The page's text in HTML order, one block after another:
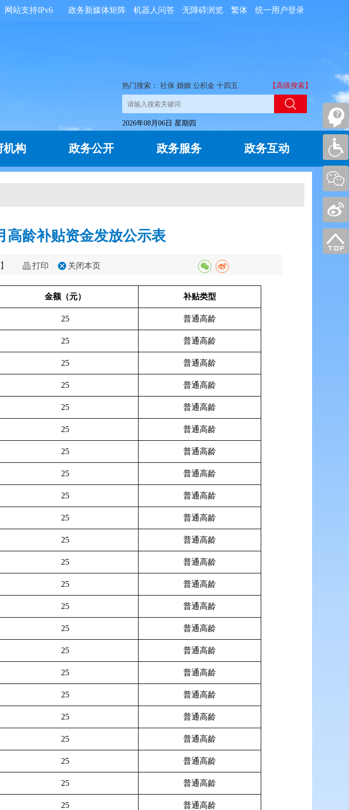
统一用户登录
繁体
无障碍浏览
机器人问答
政务新媒体矩阵
网站支持IPv6
热门搜索： 社保 婚姻 公积金 十四五 【高级搜索】
2026年08月06日 星期四
机构 政务公开 政务服务 政务互动
高龄补贴资金发放公示表
】 打印 关闭本页
金额（元） 补贴类型
25 普通高龄
25 普通高龄
25 普通高龄
25 普通高龄
25 普通高龄
25 普通高龄
25 普通高龄
25 普通高龄
25 普通高龄
25 普通高龄
25 普通高龄
25 普通高龄
25 普通高龄
25 普通高龄
25 普通高龄
25 普通高龄
25 普通高龄
25 普通高龄
25 普通高龄
25 普通高龄
25 普通高龄
25 普通高龄
25 普通高龄